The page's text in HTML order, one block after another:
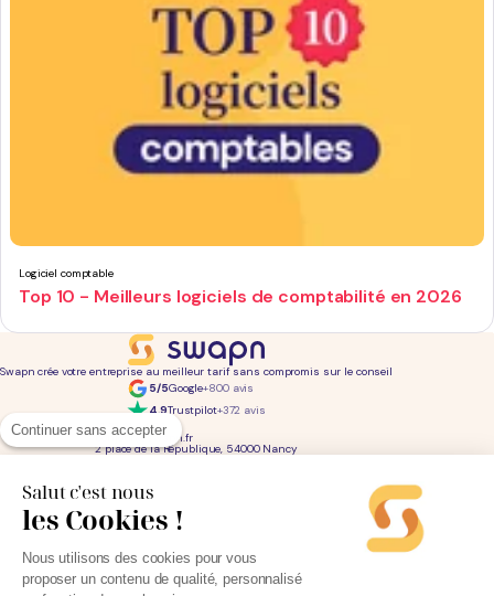
Continuer sans accepter
Salut c'est nous
les Cookies !
Nous utilisons des cookies pour vous
proposer un contenu de qualité, personnalisé
Logiciel comptable
Top 10 - Meilleurs logiciels de comptabilité en 2026
Swapn crée votre entreprise au meilleur tarif sans compromis sur le conseil
5/5Google+800 avis
4,9Trustpilot+372 avis
01 76 31 04 86
bonjour@swapn.fr
2 place de la République, 54000 Nancy
Services
Création d'entreprise
Comptabilité pas cher
Offres de comptabilité par métier
Liens utiles
Découvrez Swapn
Avis clients
Devenir partenaire
La news' des entrepreneurs
pour en savoir plus.